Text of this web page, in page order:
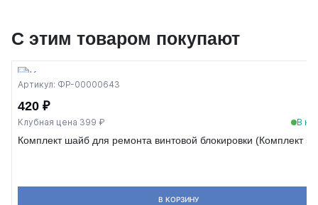
С этим товаром покупают
Артикул: ФР-00000643
420 ₽
Клубная цена 399 ₽ В
Комплект шайб для ремонта винтовой блокировки (Комплект 5
В КОРЗИНУ